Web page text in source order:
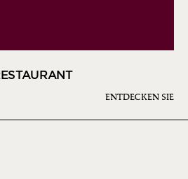
ENTDECKEN SIE